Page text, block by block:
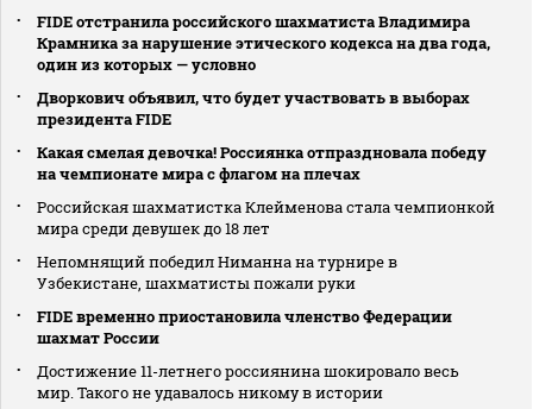
FIDE отстранила российского шахматиста Владимира
Крамника за нарушение этического кодекса на два года,
один из которых — условно
Дворкович объявил, что будет участвовать в выборах
президента FIDE
Какая смелая девочка! Россиянка отпраздновала победу
на чемпионате мира с флагом на плечах
Российская шахматистка Клейменова стала чемпионкой
мира среди девушек до 18 лет
Непомнящий победил Ниманна на турнире в
Узбекистане, шахматисты пожали руки
FIDE временно приостановила членство Федерации
шахмат России
Достижение 11-летнего россиянина шокировало весь
мир. Такого не удавалось никому в истории